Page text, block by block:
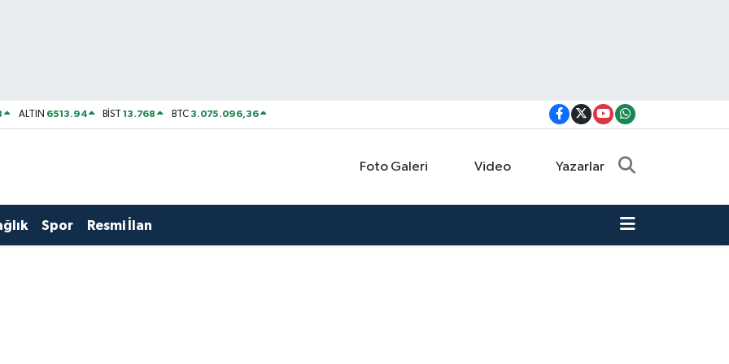
ALTIN 6513.94 BİST13.768 BTC3.075.096,36
Foto Galeri Video Yazarlar
Spor Resmi İlan